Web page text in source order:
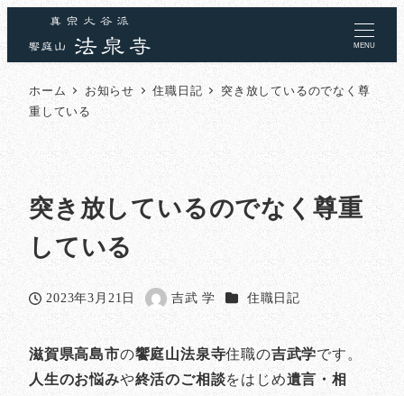
MENU
ホーム お知らせ 住職日記
突き放しているのでなく尊
重している
突き放しているのでなく尊重
している
投稿日
2023年3月21日
著
吉武 学 カテゴリー
住職日記
滋賀県高島市の饗庭山法泉寺住職の吉武学です。
人生のお悩みや終活のご相談をはじめ遺言・相